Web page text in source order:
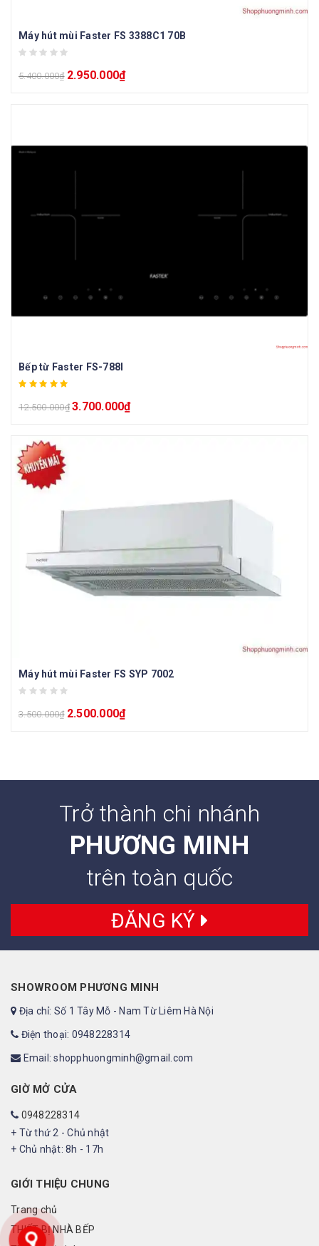
Máy hút mùi Faster FS 3388C1 70B
5.400.000₫ 2.950.000₫
Bếp từ Faster FS-788I
12.500.000₫ 3.700.000₫
Máy hút mùi Faster FS SYP 7002
3.500.000₫ 2.500.000₫
Trở thành chi nhánh
PHƯƠNG MINH
trên toàn quốc
ĐĂNG KÝ
SHOWROOM PHƯƠNG MINH
Địa chỉ: Số 1 Tây Mỗ - Nam Từ Liêm Hà Nội
Điện thoại: 0948228314
Email: shopphuongminh@gmail.com
GIỜ MỞ CỬA
0948228314
+ Từ thứ 2 - Chủ nhật
+ Chủ nhật: 8h - 17h
GIỚI THIỆU CHUNG
Trang chủ
THIẾT BỊ NHÀ BẾP